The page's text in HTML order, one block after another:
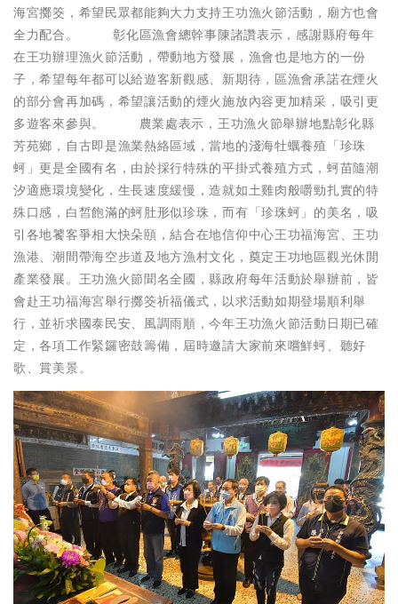
海宮擲筊，希望民眾都能夠大力支持王功漁火節活動，廟方也會
全力配合。 彰化區漁會總幹事陳諸讚表示，感謝縣府每年
在王功辦理漁火節活動，帶動地方發展，漁會也是地方的一份
子，希望每年都可以給遊客新觀感、新期待，區漁會承諾在煙火
的部分會再加碼，希望讓活動的煙火施放內容更加精采，吸引更
多遊客來參與。 農業處表示，王功漁火節舉辦地點彰化縣
芳苑鄉，自古即是漁業熱絡區域，當地的淺海牡蠣養殖「珍珠
蚵」更是全國有名，由於採行特殊的平掛式養殖方式，蚵苗隨潮
汐適應環境變化，生長速度緩慢，造就如土雞肉般嚼勁扎實的特
殊口感，白皙飽滿的蚵肚形似珍珠，而有「珍珠蚵」的美名，吸
引各地饕客爭相大快朵頤，結合在地信仰中心王功福海宮、王功
漁港、潮間帶海空步道及地方漁村文化，奠定王功地區觀光休閒
產業發展。王功漁火節聞名全國，縣政府每年活動於舉辦前，皆
會赴王功福海宮舉行擲筊祈福儀式，以求活動如期登場順利舉
行，並祈求國泰民安、風調雨順，今年王功漁火節活動日期已確
定，各項工作緊鑼密鼓籌備，屆時邀請大家前來嚐鮮蚵、聽好
歌、賞美景。